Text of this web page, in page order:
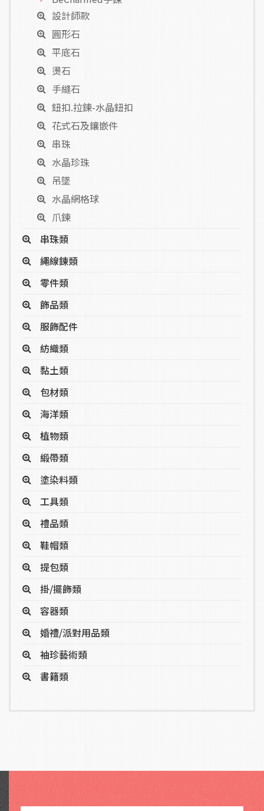
設計師款
圓形石
平底石
燙石
手縫石
鈕扣.拉鍊-水晶鈕扣
花式石及鑲嵌件
串珠
水晶珍珠
吊墜
水晶網格球
爪鍊
串珠類
繩線鍊類
零件類
飾品類
服飾配件
紡織類
黏土類
包材類
海洋類
植物類
緞帶類
塗染料類
工具類
禮品類
鞋帽類
提包類
掛/擺飾類
容器類
婚禮/派對用品類
袖珍藝術類
書籍類